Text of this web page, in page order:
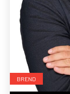
BREND